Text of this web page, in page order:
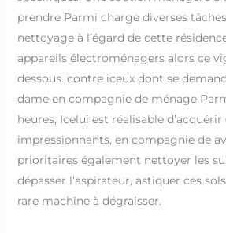
prendre Parmi charge diverses
nettoyage à l’égard de cette
appareils électroménagers alors ce
dessous. contre iceux dont se
dame en compagnie de ménage
heures, Icelui est réalisable
impressionnants, en compagnie de
prioritaires également nettoyer les
dépasser l’aspirateur, astiquer ces
rare machine à dégraisser.